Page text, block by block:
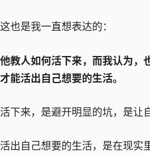
这也是我一直想表达的：
他教人如何活下来，而我认为，
才能活出自己想要的生活。
活下来，是避开明显的坑，是让
活出自己想要的生活，是在现实